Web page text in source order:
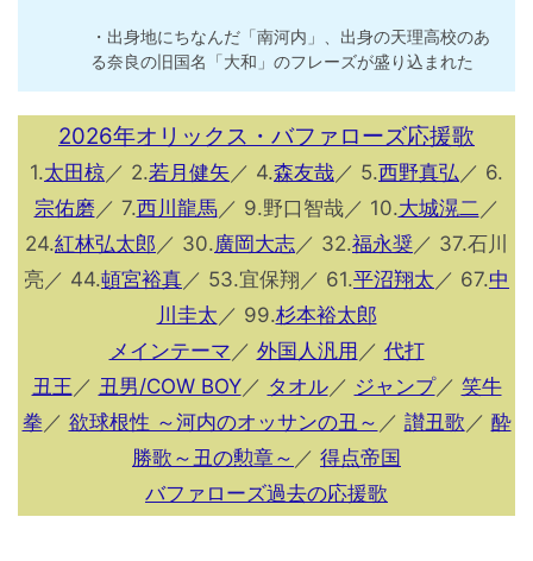
・出身地にちなんだ「南河内」、出身の天理高校のあ
る奈良の旧国名「大和」のフレーズが盛り込まれた
2026年オリックス・バファローズ応援歌
1.太田椋／ 2.若月健矢 ／ 4.森友哉／ 5.西野真弘 ／ 6.
宗佑磨 ／ 7.西川龍馬／ 9.野口智哉／ 10.大城滉二 ／
24.紅林弘太郎 ／ 30.廣岡大志／ 32.福永奨／ 37.石川
亮／ 44.頓宮裕真／ 53.宜保翔／ 61.平沼翔太 ／ 67.中
川圭太 ／ 99.杉本裕太郎
メインテーマ ／ 外国人汎用 ／ 代打
丑王 ／ 丑男/COW BOY／ タオル／ ジャンプ／ 笑牛
拳 ／ 欲球根性 ～河内のオッサンの丑～ ／ 讃丑歌 ／ 酔
勝歌～丑の勲章～ ／ 得点帝国
バファローズ過去の応援歌